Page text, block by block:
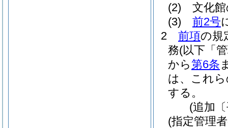
(2)
文化
(3)
前2号
2
前項の規
務(以下「
から第6条
は、これ
する。
(追加
(指定管理